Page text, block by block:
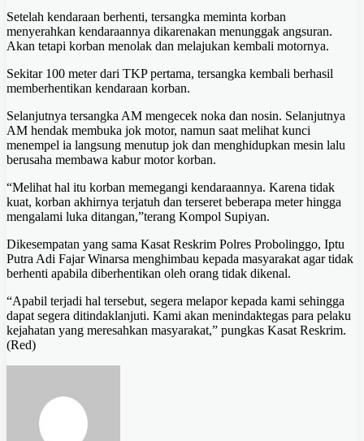
Setelah kendaraan berhenti, tersangka meminta korban
menyerahkan kendaraannya dikarenakan menunggak angsuran.
Akan tetapi korban menolak dan melajukan kembali motornya.
Sekitar 100 meter dari TKP pertama, tersangka kembali berhasil
memberhentikan kendaraan korban.
Selanjutnya tersangka AM mengecek noka dan nosin. Selanjutnya
AM hendak membuka jok motor, namun saat melihat kunci
menempel ia langsung menutup jok dan menghidupkan mesin lalu
berusaha membawa kabur motor korban.
“Melihat hal itu korban memegangi kendaraannya. Karena tidak
kuat, korban akhirnya terjatuh dan terseret beberapa meter hingga
mengalami luka ditangan,”terang Kompol Supiyan.
Dikesempatan yang sama Kasat Reskrim Polres Probolinggo, Iptu
Putra Adi Fajar Winarsa menghimbau kepada masyarakat agar tidak
berhenti apabila diberhentikan oleh orang tidak dikenal.
“Apabil terjadi hal tersebut, segera melapor kepada kami sehingga
dapat segera ditindaklanjuti. Kami akan menindaktegas para pelaku
kejahatan yang meresahkan masyarakat,” pungkas Kasat Reskrim.
(Red)